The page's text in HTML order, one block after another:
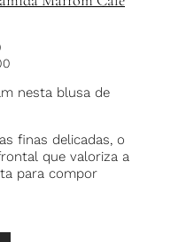
nesta blusa de
finas delicadas, o
que valoriza a
para compor